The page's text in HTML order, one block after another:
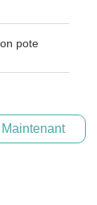
pote